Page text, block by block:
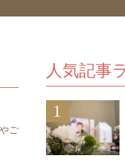
ご
人気記事
1